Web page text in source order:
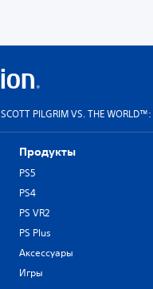
SCOTT PILGRIM VS. THE
Продукты
PS5
PS4
PS VR2
PS Plus
Аксессуары
Игры